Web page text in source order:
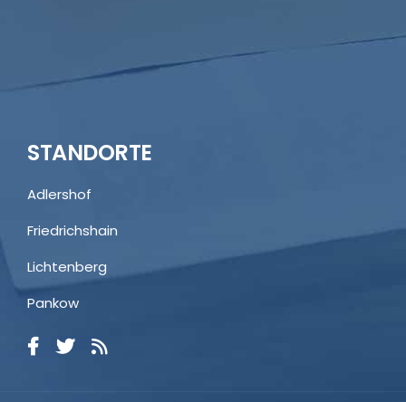
STANDORTE
Adlershof
Friedrichshain
Lichtenberg
Pankow